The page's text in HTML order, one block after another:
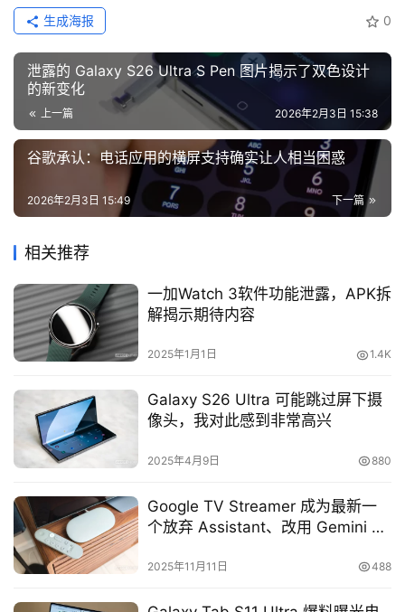
0
生成海报
泄露的 Galaxy S26 Ultra S Pen 图片揭示了双色设计
的新变化
上一篇 2026年2月3日 15:38
谷歌承认：电话应用的横屏支持确实让人相当困惑
下一篇
2026年2月3日 15:49
相关推荐
一加Watch 3软件功能泄露，APK拆
解揭示期待内容
2025年1月1日 1.4K
Galaxy S26 Ultra 可能跳过屏下摄
像头，我对此感到非常高兴
2025年4月9日 880
Google TV Streamer 成为最新一
个放弃 Assistant、改用 Gemini 的
2025年11月11日 488